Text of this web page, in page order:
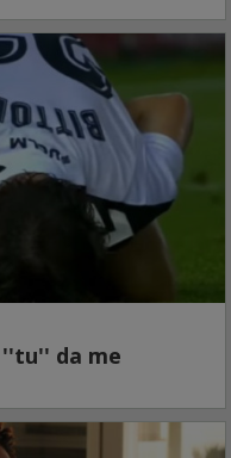
''tu'' da me